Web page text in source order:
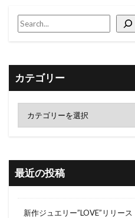
カテゴリー
最近の投稿
新作ジュエリー”LOVE”リリース